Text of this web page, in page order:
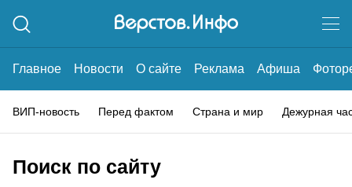
Главное Новости О сайте Реклама Афиша
ВИП-новость Перед фактом Страна и мир Дежурная
Поиск по сайту